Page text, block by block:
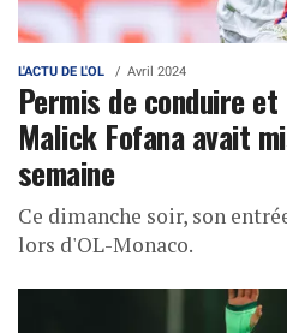
L'ACTU DE L'OL Avril 2024
Permis de conduire
Malick Fofana avait
semaine
Ce dimanche soir, son
lors d'OL-Monaco.